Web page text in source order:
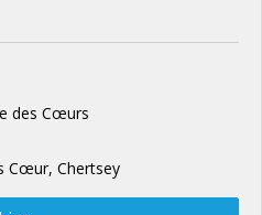
des Cœurs
Cœur, Chertsey